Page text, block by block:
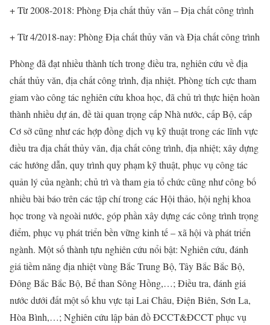
+ Từ 2008-2018: Phòng Địa chất thủy văn – Địa chất công trình
+ Từ 4/2018-nay: Phòng Địa chất thủy văn và Địa chất công trình
Phòng đã đạt nhiều thành tích trong điều tra, nghiên cứu về địa
chất thủy văn, địa chất công trình, địa nhiệt. Phòng tích cực tham
giam vào công tác nghiên cứu khoa học, đã chủ trì thực hiện hoàn
thành nhiều dự án, đề tài quan trọng cấp Nhà nước, cấp Bộ, cấp
Cơ sở cũng như các hợp đồng dịch vụ kỹ thuật trong các lĩnh vực
điều tra địa chất thủy văn, địa chất công trình, địa nhiệt; xây dựng
các hướng dẫn, quy trình quy phạm kỹ thuật, phục vụ công tác
quản lý của ngành; chủ trì và tham gia tổ chức cũng như công bố
nhiều bài báo trên các tập chí trong các Hội thảo, hội nghị khoa
học trong và ngoài nước, góp phần xây dựng các công trình trọng
điểm, phục vụ phát triển bền vững kinh tế – xã hội và phát triển
ngành. Một số thành tựu nghiên cứu nổi bật: Nghiên cứu, đánh
giá tiềm năng địa nhiệt vùng Bắc Trung Bộ, Tây Bắc Bắc Bộ,
Đông Bắc Bắc Bộ, Bể than Sông Hồng,…; Điều tra, đánh giá
nước dưới đất một số khu vực tại Lai Châu, Điện Biên, Sơn La,
Hòa Bình,…; Nghiên cứu lập bản đồ ĐCCT&ĐCCT phục vụ